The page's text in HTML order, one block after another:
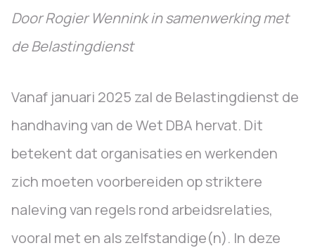
Door Rogier Wennink in samenwerking met
de Belastingdienst
Vanaf januari 2025 zal de Belastingdienst de
handhaving van de Wet DBA hervat. Dit
betekent dat organisaties en werkenden
zich moeten voorbereiden op striktere
naleving van regels rond arbeidsrelaties,
vooral met en als zelfstandige(n). In deze